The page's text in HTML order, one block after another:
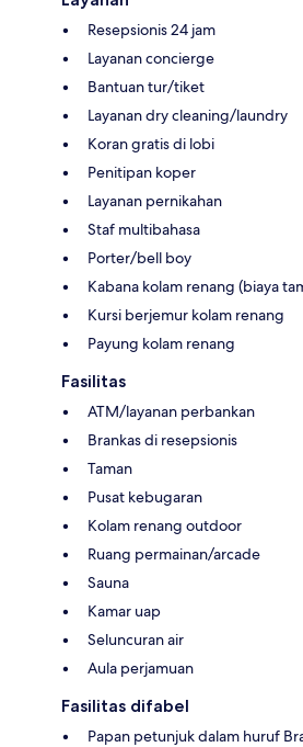
Resepsionis 24 jam
Layanan concierge
Bantuan tur/tiket
Layanan dry cleaning/laundry
Koran gratis di lobi
Penitipan koper
Layanan pernikahan
Staf multibahasa
Porter/bell boy
Kabana kolam renang (biaya
Kursi berjemur kolam renang
Payung kolam renang
Fasilitas
ATM/layanan perbankan
Brankas di resepsionis
Taman
Pusat kebugaran
Kolam renang outdoor
Ruang permainan/arcade
Sauna
Kamar uap
Seluncuran air
Aula perjamuan
Fasilitas difabel
Papan petunjuk dalam huruf